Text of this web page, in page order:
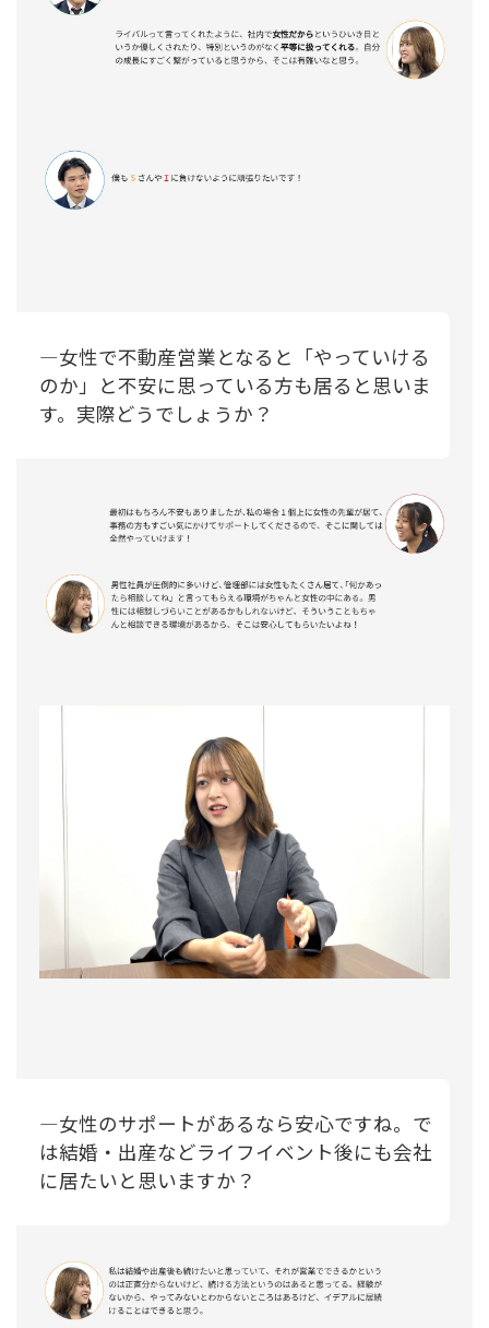
―女性で不動産営業となると「やっていける
のか」と不安に思っている方も居ると思いま
す。実際どうでしょうか？
―女性のサポートがあるなら安心ですね。で
は結婚・出産などライフイベント後にも会社
に居たいと思いますか？